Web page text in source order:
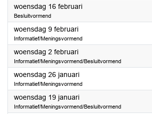
woensdag 16 februari2022
Besluitvormend
woensdag 9 februari2022
Informatief/Meningsvormend
woensdag 2 februari2022
Informatief/Meningsvormend/Besluitvormend
woensdag 26 januari2022
Informatief/Meningsvormend
woensdag 19 januari2022
Informatief/Meningsvormend/Besluitvormend